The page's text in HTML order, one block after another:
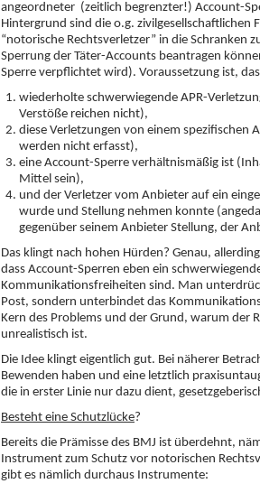
angeordneter (zeitlich begrenzter!) Account-
Hintergrund sind die o.g. zivilgesellschaftlichen
“notorische Rechtsverletzer” in die Schranken
Sperrung der Täter-Accounts beantragen
Sperre verpflichtet wird). Voraussetzung ist,
wiederholte schwerwiegende APR-
Verstöße reichen nicht),
diese Verletzungen von einem spezifischen
werden nicht erfasst),
eine Account-Sperre verhältnismäßig ist
Mittel sein),
und der Verletzer vom Anbieter auf ein
wurde und Stellung nehmen konnte
gegenüber seinem Anbieter Stellung, der
Das klingt nach hohen Hürden? Genau,
dass Account-Sperren eben ein
Kommunikationsfreiheiten sind. Man
Post, sondern unterbindet das
Kern des Problems und der Grund, warum der
unrealistisch ist.
Die Idee klingt eigentlich gut. Bei näherer
Bewenden haben und eine letztlich
die in erster Linie nur dazu dient,
Besteht eine Schutzlücke?
Bereits die Prämisse des BMJ ist überdehnt,
Instrument zum Schutz vor notorischen
gibt es nämlich durchaus Instrumente: